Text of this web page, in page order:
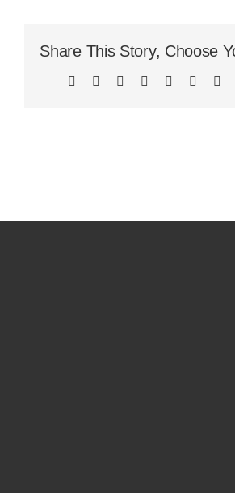
Share This Story, Choose
Facebook Reddit LinkedInWhatsApp
Tumblr